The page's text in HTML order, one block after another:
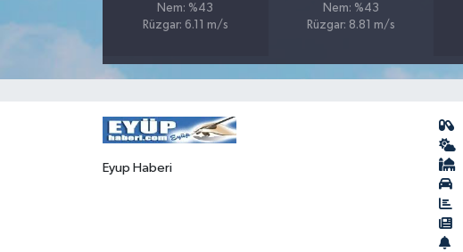
Nem: %43
Rüzgar: 6.11 m/s
Nem: %43
Rüzgar: 8.81 m/s
Eyup Haberi